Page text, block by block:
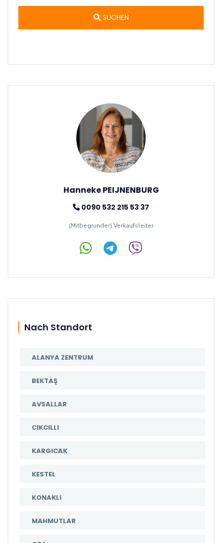
SUCHEN
Hanneke PEIJNENBURG
0090 532 215 53 37
(Mitbegrunder) Verkaufsleiter
Nach Standort
ALANYA ZENTRUM
BEKTAŞ
AVSALLAR
CIKCILLI
KARGICAK
KESTEL
KONAKLI
MAHMUTLAR